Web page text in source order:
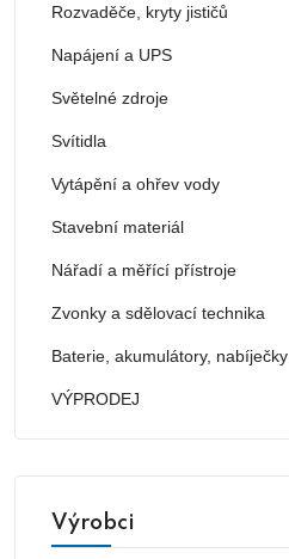
Rozvaděče, kryty jističů
Napájení a UPS
Světelné zdroje
Svítidla
Vytápění a ohřev vody
Stavební materiál
Nářadí a měřící přístroje
Zvonky a sdělovací technika
Baterie, akumulátory, nabíječky
VÝPRODEJ
Výrobci